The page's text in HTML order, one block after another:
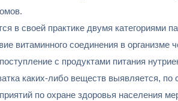
в своей практике двумя категориями
витаминного соединения в организме
с продуктами питания
каких-либо веществ выявляется,
по охране здоровья населения